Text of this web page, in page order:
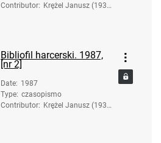
Contributor: Krężel Janusz (1936-
Bibliofil harcerski. 1987,
[nr 2]
Date: 1987
Type: czasopismo
Contributor: Krężel Janusz (1936-